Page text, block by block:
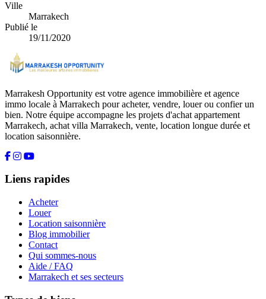
Ville
Marrakech
Publié le
19/11/2020
Marrakesh Opportunity est votre agence immobilière et agence
immo locale à Marrakech pour acheter, vendre, louer ou confier un
bien. Notre équipe accompagne les projets d'achat appartement
Marrakech, achat villa Marrakech, vente, location longue durée et
location saisonnière.
Liens rapides
Acheter
Louer
Location saisonnière
Blog immobilier
Contact
Qui sommes-nous
Aide / FAQ
Marrakech et ses secteurs